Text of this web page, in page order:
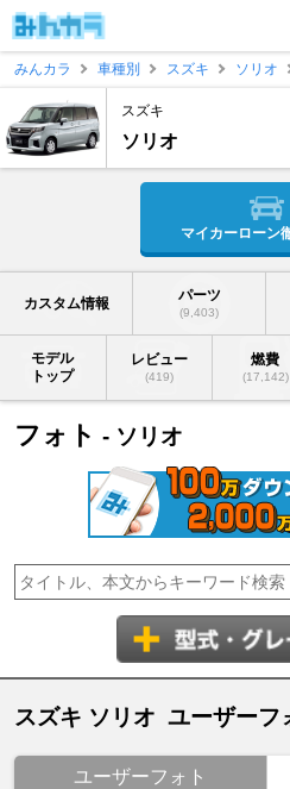
みんカラ
車種別 スズキ ソリオ
スズキ
ソリオ
マイカーローン
カスタム情報 パーツ
(9,403)
モデル
トップ
レビュー
(419)
燃費
(17,142)
フォト - ソリオ
スズキ ソリオ ユーザーフ
ユーザーフォト